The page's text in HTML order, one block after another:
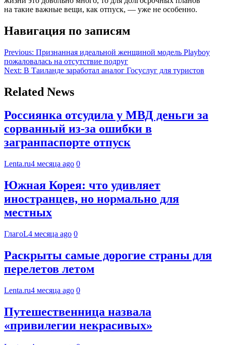
на такие важные вещи, как отпуск, — уже не особенно.
Навигация по записям
Previous: Признанная идеальной женщиной модель Playboy
пожаловалась на отсутствие подруг
Next: В Таиланде заработал аналог Госуслуг для туристов
Related News
Россиянка отсудила у МВД деньги за
сорванный из-за ошибки в
загранпаспорте отпуск
Lenta.ru4 месяца ago 0
Южная Корея: что удивляет
иностранцев, но нормально для
местных
ГлагоL4 месяца ago 0
Раскрыты самые дорогие страны для
перелетов летом
Lenta.ru4 месяца ago 0
Путешественница назвала
«привилегии некрасивых»